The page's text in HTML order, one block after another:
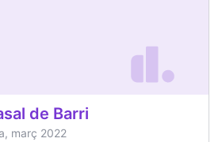
de Barri
març 2022